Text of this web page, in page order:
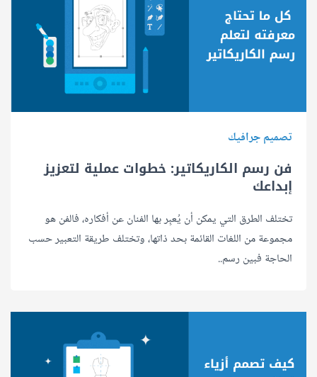
تصميم جرافيك
فن رسم الكاريكاتير: خطوات عملية لتعزيز
إبداعك
تختلف الطرق التي يمكن أن يُعبِر بها الفنان عن أفكاره، فالفن هو
مجموعة من اللغات القائمة بحد ذاتها، وتختلف طريقة التعبير حسب
الحاجة فبين رسم..